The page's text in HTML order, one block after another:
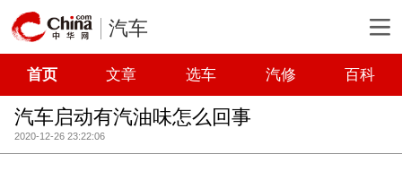
汽车
首页 文章 选车 汽修 百科
汽车启动有汽油味怎么回事
2020-12-26 23:22:06